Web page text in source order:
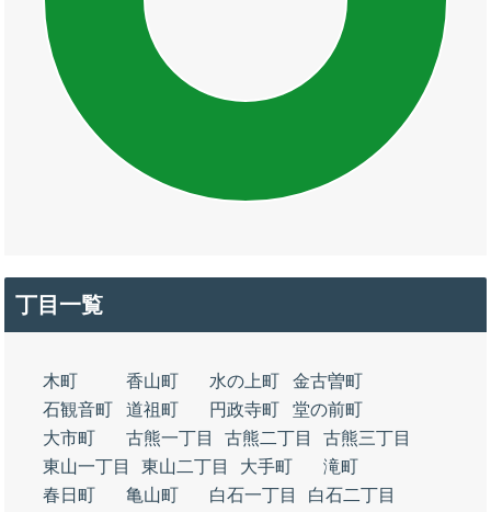
丁目一覧
木町 香山町 水の上町
金古曽町
石観音町
道祖町 円政寺町
堂の前町
大市町
古熊一丁目 古熊二丁目
古熊三丁目
東山一丁目
東山二丁目 大手町
滝町
春日町
亀山町 白石一丁目
白石二丁目